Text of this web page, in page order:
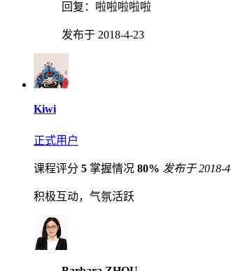
回复： 啦啦啦啦啦
发布于 2018-4-23
Kiwi
正式用户
课程评分 5 掌握情况 80% 发布于 2018-
积极互动，气氛活跃